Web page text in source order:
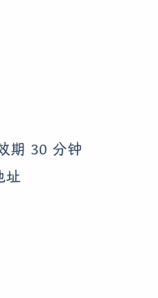
期 30 分钟
址